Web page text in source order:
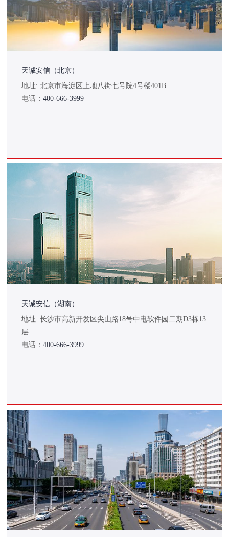
天诚安信（北京）
地址: 北京市海淀区上地八街七号院4号楼401B
电话： 400-666-3999
天诚安信（湖南）
地址: 长沙市高新开发区尖山路18号中电软件园二期D3栋13
层
电话： 400-666-3999